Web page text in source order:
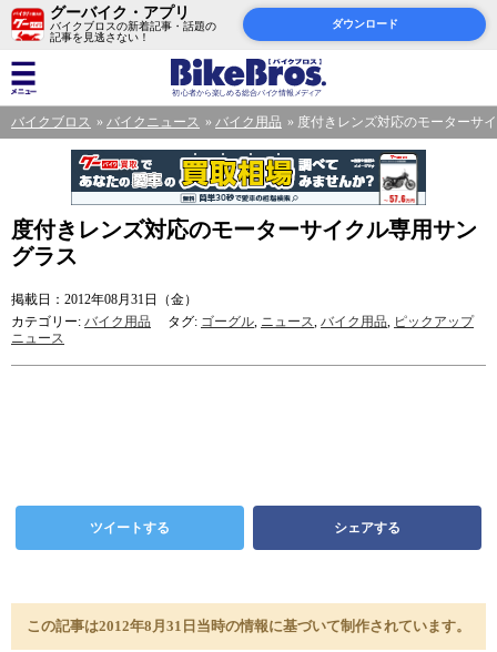
グーバイク・アプリ
バイクブロスの新着記事・話題の
記事を見逃さない！
ダウンロード
バイクブロス バイクニュース バイク用品 度付きレンズ対応のモーターサ
度付きレンズ対応のモーターサイクル専用サン
グラス
掲載日：2012年08月31日（金）
カテゴリー: バイク用品 タグ: ゴーグル, ニュース, バイク用品, ピックアップ
ニュース
ツイートする シェアする
この記事は2012年8月31日当時の情報に基づいて制作されています。